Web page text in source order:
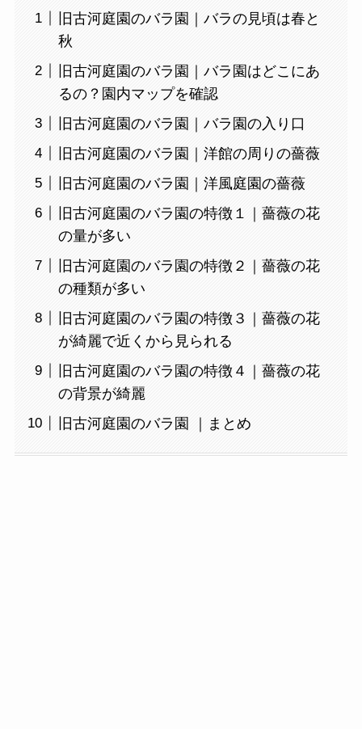
旧古河庭園のバラ園｜バラの見頃は春と
秋
旧古河庭園のバラ園｜バラ園はどこにあ
るの？園内マップを確認
旧古河庭園のバラ園｜バラ園の入り口
旧古河庭園のバラ園｜洋館の周りの薔薇
旧古河庭園のバラ園｜洋風庭園の薔薇
旧古河庭園のバラ園の特徴１｜薔薇の花
の量が多い
旧古河庭園のバラ園の特徴２｜薔薇の花
の種類が多い
旧古河庭園のバラ園の特徴３｜薔薇の花
が綺麗で近くから見られる
旧古河庭園のバラ園の特徴４｜薔薇の花
の背景が綺麗
旧古河庭園のバラ園 ｜まとめ